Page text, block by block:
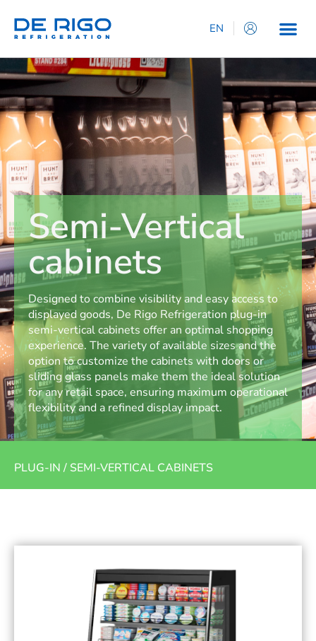
EN
IT
ES
DE
FR
Semi-Vertical
cabinets
Designed to combine visibility and easy access to
displayed goods, De Rigo Refrigeration plug-in
semi-vertical cabinets offer an optimal shopping
experience. The variety of available sizes and the
option to customize the cabinets with doors or
sliding glass panels make them the ideal solution
for any retail space, ensuring maximum operational
flexibility and a refined display impact.
PLUG-IN / SEMI-VERTICAL CABINETS